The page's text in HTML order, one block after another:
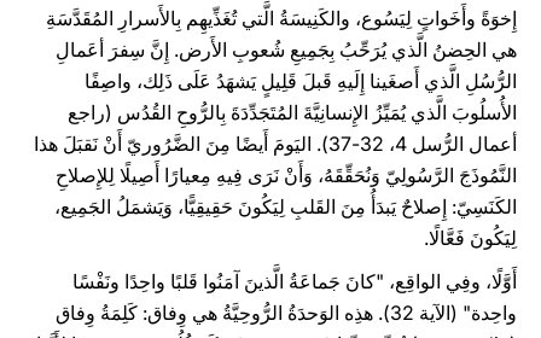
إِخوَةً وأَخَواتٍ لِيَسُوع، والكَنِيسَةُ الَّتي تُغَذِّيهِم بِالأَسرارِ المُقَدَّسَةِ
هي الحِضنُ الَّذي يُرَحِّبُ بِجَمِيعِ شُعوبِ الأَرض. إِنَّ سِفرَ أعَمالِ
الرُّسُلِ الَّذي أَصغَينا إِلَيهِ قَبلَ قَلِيلٍ يَشهَدُ عَلَى ذَلِك، واصِفًا
الأُسلُوبَ الَّذي يُمَيِّزُ الإِنسانِيَّةَ المُتَجَدِّدَةَ بِالرُّوحِ القُدُس (راجع
أعمال الرُّسل 4، 32-37). اليَومَ أَيضًا مِنَ الضَّرُوريّ أَنْ نَقبَلَ هذا
النَّمُوذَجَ الرَّسُولِيّ وَنُحَقِّقَهُ، وَأَنْ نَرَى فِيهِ مِعيارًا أَصِيلًا لِلإِصلاحِ
الكَنَسِيّ: إِصلاحٌ يَبدَأُ مِنَ القَلبِ لِيَكُونَ حَقِيقِيًّا، وَيَشمَلُ الجَمِيع،
لِيَكُونَ فَعَّالًا.
أَوَّلًا، وفِي الواقِع، "كانَ جَماعَةُ الَّذينَ آمَنُوا قَلبًا واحِدًا ونَفْسًا
واحِدة" (الآية 32). هذِه الوَحدَةُ الرُّوحِيَّةُ هي وِفاق: كَلِمَةُ وِفاق